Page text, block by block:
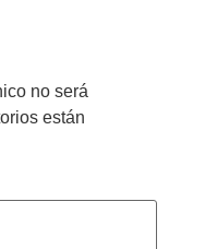
no será
están